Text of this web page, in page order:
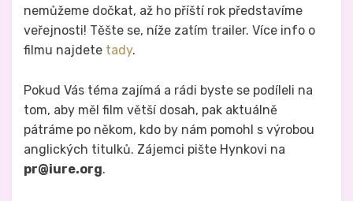
nemůžeme dočkat, až ho příští rok představíme
veřejnosti! Těšte se, níže zatím trailer. Více info o
filmu najdete tady.
Pokud Vás téma zajímá a rádi byste se podíleli na
tom, aby měl film větší dosah, pak aktuálně
pátráme po někom, kdo by nám pomohl s výrobou
anglických titulků. Zájemci pište Hynkovi na
pr@iure.org.